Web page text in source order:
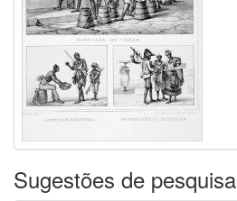
Sugestões de pesquisa